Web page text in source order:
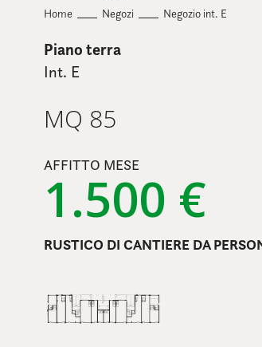
Home Negozi Negozio int. E
Piano terra
Int. E
MQ 85
AFFITTO MESE
1.500 €
RUSTICO DI CANTIERE DA